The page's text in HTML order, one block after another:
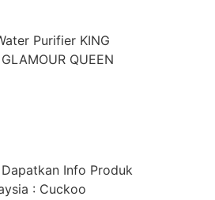
Purifier KING
QUEEN
Info Produk
: Cuckoo